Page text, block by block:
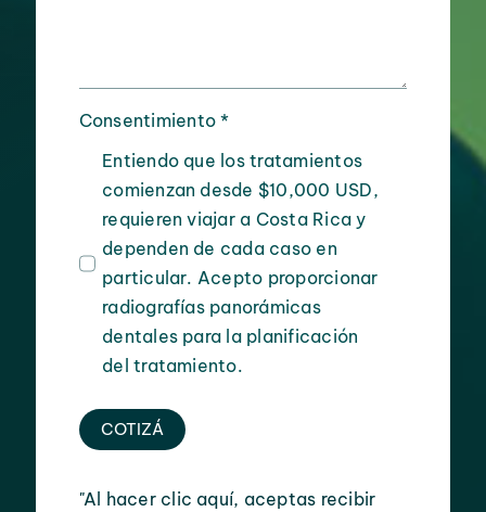
Consentimiento*
Entiendo que los tratamientos
comienzan desde $10,000 USD,
requieren viajar a Costa Rica y
dependen de cada caso en
particular. Acepto proporcionar
radiografías panorámicas
dentales para la planificación
del tratamiento.
COTIZÁ
"Al hacer clic aquí, aceptas recibir